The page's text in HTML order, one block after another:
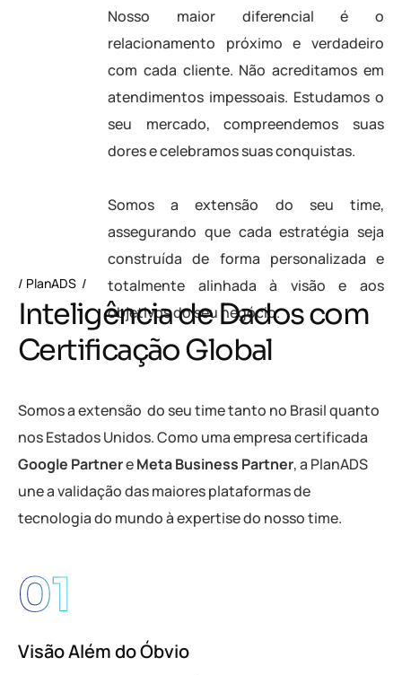
Nosso maior diferencial é o
relacionamento próximo e verdadeiro
com cada cliente. Não acreditamos em
atendimentos impessoais. Estudamos o
seu mercado, compreendemos suas
dores e celebramos suas conquistas.
Somos a extensão do seu time,
assegurando que cada estratégia seja
construída de forma personalizada e
totalmente alinhada à visão e aos
objetivos do seu negócio.
PlanADS
Inteligênciade Dadoscom
CertificaçãoGlobal
Somos a extensão do seu time tanto no Brasil quanto
nos Estados Unidos. Como uma empresa certificada
Google PartnereMeta Business Partner, a PlanADS
une a validação das maiores plataformas de
tecnologia do mundo à expertise do nosso time.
01
Visão Além do Óbvio